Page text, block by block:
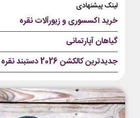
لینک پیشنهادی
خرید اکسسوری و زیورآلات نقره
گیاهان آپارتمانی
جدیدترین کالکشن 2026 دستبند نقره پاندورا